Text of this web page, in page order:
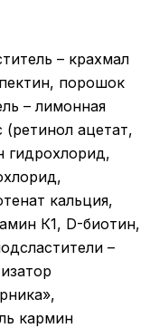
– крахмал
порошок
– лимонная
ацетат,
гидрохлорид,
кальция,
К1, D-биотин,
–
кармин